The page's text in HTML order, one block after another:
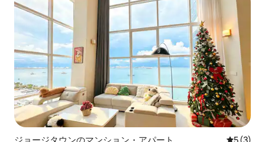
ジョージタウンのマンション・アパート レビュー
5 (3)